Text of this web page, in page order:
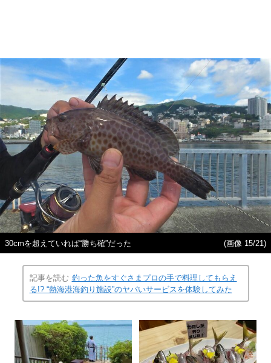
30cmを超えていれば“勝ち確”だった (画像 15/21)
記事を読む 釣った魚をすぐさまプロの手で料理してもらえ
る!? “熱海港海釣り施設”のヤバいサービスを体験してみた